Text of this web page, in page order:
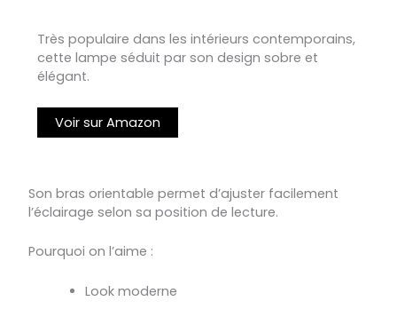
Très populaire dans les intérieurs contemporains,
cette lampe séduit par son design sobre et
élégant.
Voir sur Amazon
Son bras orientable permet d’ajuster facilement
l’éclairage selon sa position de lecture.
Pourquoi on l’aime :
Look moderne